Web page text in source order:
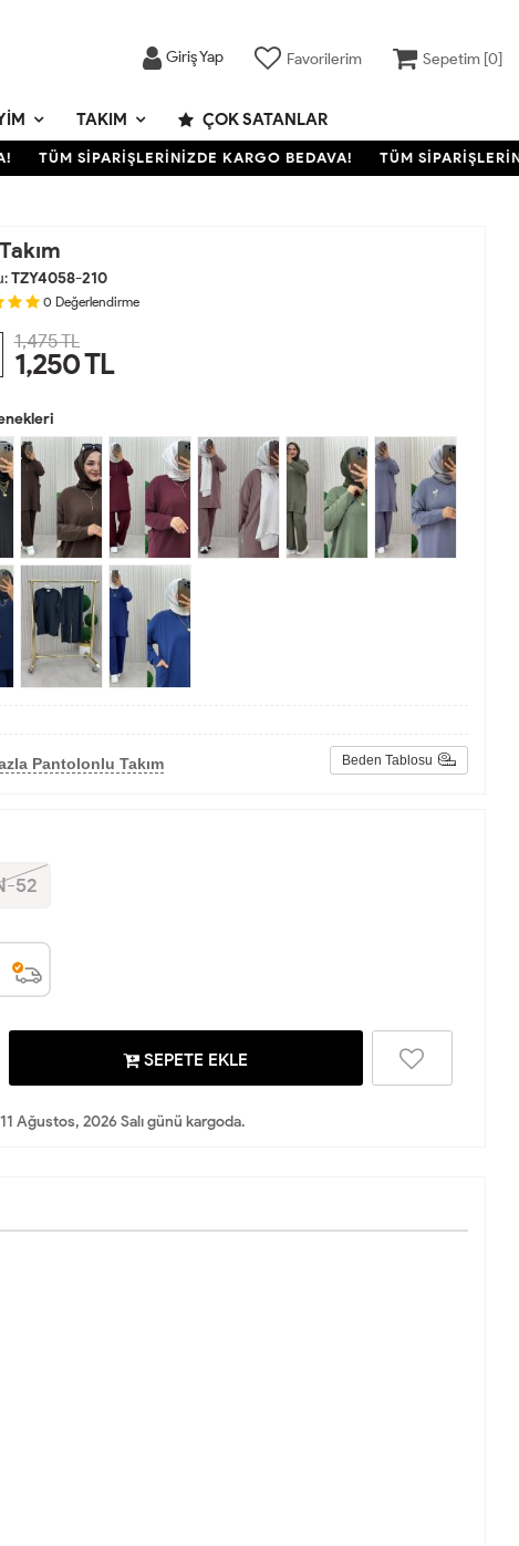
Giriş Yap Favorilerim Sepetim [0]
TAKIM ÇOK SATANLAR
TÜM SİPARİŞLERİNİZDE KARGO BEDAVA! TÜM
TZY4058-210
0 Değerlendirme
1,475 TL
1,250TL
Pantolonlu Takım Beden Tablosu
52
SEPETE EKLE
Ağustos, 2026 Salı günü kargoda.